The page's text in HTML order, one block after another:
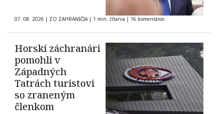
07. 08. 2026 | ZO ZAHRANIČIA | 1 min. čítania | 16 komentárov
Horskí záchranári
pomohli v
Západných
Tatrách turistovi
so zraneným
členkom